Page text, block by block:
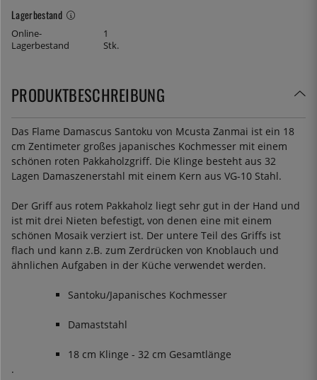
Lagerbestand
Online-
Lagerbestand
1
Stk.
PRODUKTBESCHREIBUNG
Das Flame Damascus Santoku von Mcusta Zanmai ist ein 18
cm Zentimeter großes japanisches Kochmesser mit einem
schönen roten Pakkaholzgriff. Die Klinge besteht aus 32
Lagen Damaszenerstahl mit einem Kern aus VG-10 Stahl.
Der Griff aus rotem Pakkaholz liegt sehr gut in der Hand und
ist mit drei Nieten befestigt, von denen eine mit einem
schönen Mosaik verziert ist. Der untere Teil des Griffs ist
flach und kann z.B. zum Zerdrücken von Knoblauch und
ähnlichen Aufgaben in der Küche verwendet werden.
Santoku/Japanisches Kochmesser
Damaststahl
18 cm Klinge - 32 cm Gesamtlänge
.